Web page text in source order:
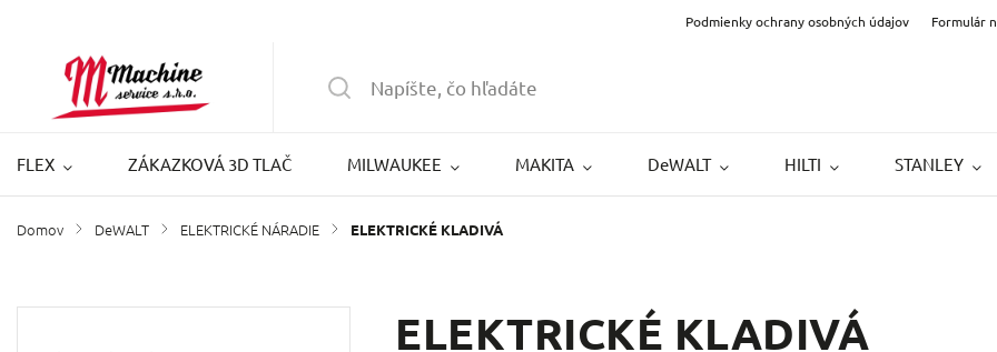
Podmienky ochrany osobných údajov Formulár
FLEX ZÁKAZKOVÁ 3D TLAČ MILWAUKEE MAKITA DeWALT HILTI STANLEY
Domov / DeWALT / ELEKTRICKÉ NÁRADIE / ELEKTRICKÉ KLADIVÁ
ELEKTRICKÉ KLADIVÁ